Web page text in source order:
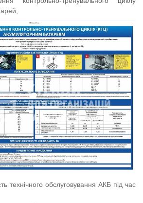
технічного обслуговування АКБ під час